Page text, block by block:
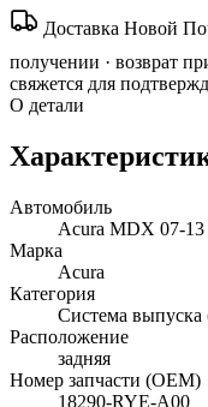
Доставка Новой
получении · возврат
свяжется для
О детали
Автомобиль
Acura MDX 07-13
Марка
Acura
Категория
Система
Расположение
задняя
Номер запчасти (OEM)
18290-RYE-A00